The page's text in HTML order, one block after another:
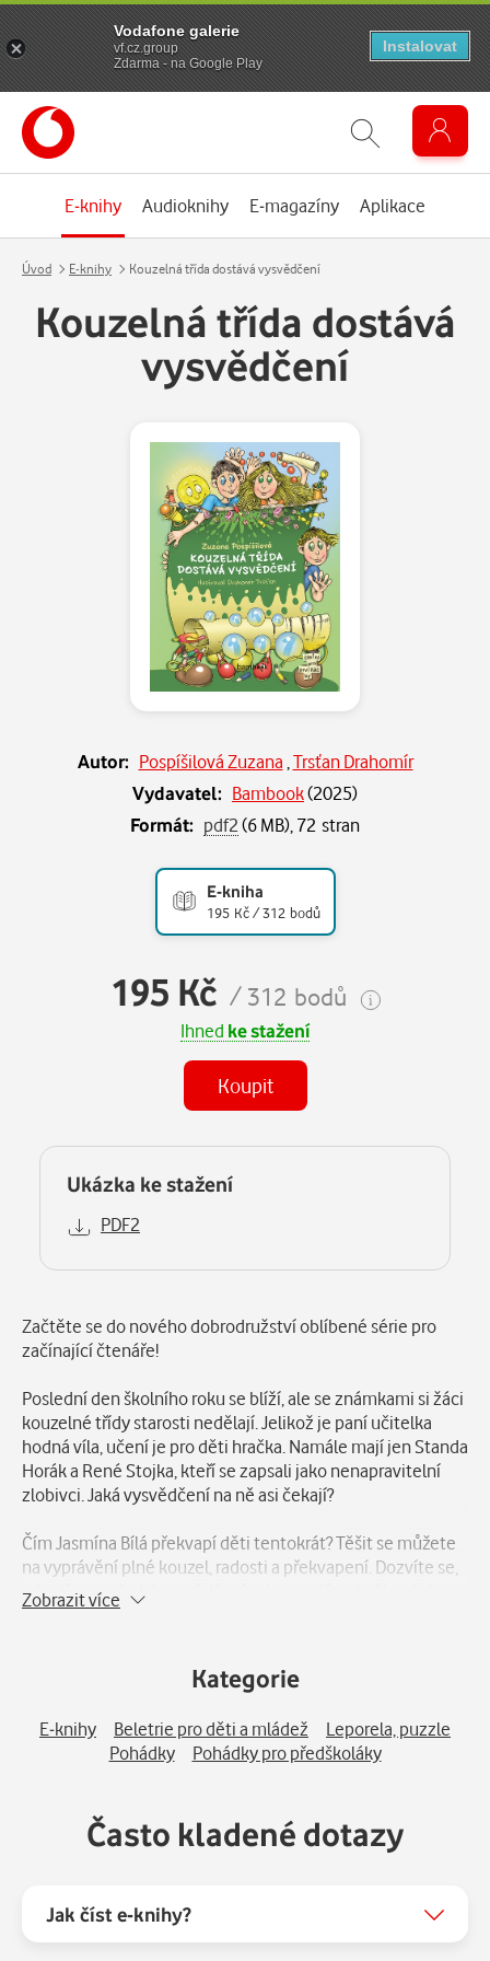
E-knihy Audioknihy E-magazíny Aplikace
Úvod E-knihy Kouzelná třída dostává vysvědčení
Kouzelná třída dostává
vysvědčení
Autor: Pospíšilová Zuzana Trsťan Drahomír
Vydavatel: Bambook(2025)
Formát: pdf2(6 MB), 72 stran
E-kniha
195 Kč / 312 bodů
195 Kč / 312 bodů
Ihned ke stažení
Koupit
Ukázka ke stažení
PDF2
Popis
Začtěte se do nového dobrodružství oblíbené série pro
začínající čtenáře!
Poslední den školního roku se blíží, ale se známkami si žáci
kouzelné třídy starosti nedělají. Jelikož je paní učitelka
hodná víla, učení je pro děti hračka. Namále mají jen Standa
Horák a René Stojka, kteří se zapsali jako nenapravitelní
zlobivci. Jaká vysvědčení na ně asi čekají?
Čím Jasmína Bílá překvapí děti tentokrát? Těšit se můžete
na vyprávění plné kouzel, radosti a překvapení. Dozvíte se,
kdo dětem předal vysvědčení, jak vypadá jedničkový dort
nebo jaká kouzla skrývá prázdninový kalendář.
Zobrazit více
Kategorie
E-knihy Beletrie pro děti a mládež
Leporela, puzzle
Pohádky
Pohádky pro předškoláky
Často kladené dotazy
Jak číst e-knihy?
Vodafone galerie
vf.cz.group
Zdarma - na Google Play
Instalovat